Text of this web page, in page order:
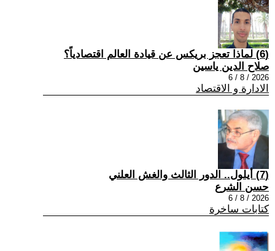
(6) لماذا تعجز بريكس عن قيادة العالم اقتصادياً؟
صلاح الدين ياسين
2026 / 8 / 6
الادارة و الاقتصاد
(7) أيلول.. الدور الثالث والغش العلني
حسن الشرع
2026 / 8 / 6
كتابات ساخرة